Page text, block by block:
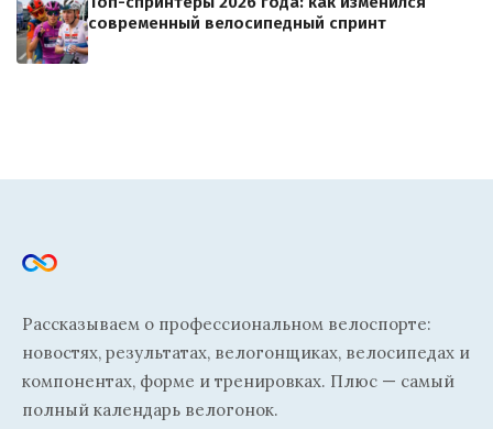
современный велосипедный спринт
Рассказываем о профессиональном велоспорте:
новостях, результатах, велогонщиках, велосипедах и
компонентах, форме и тренировках. Плюс — самый
полный календарь велогонок.